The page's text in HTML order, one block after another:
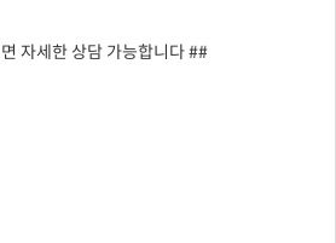
자세한 상담 가능합니다 ##